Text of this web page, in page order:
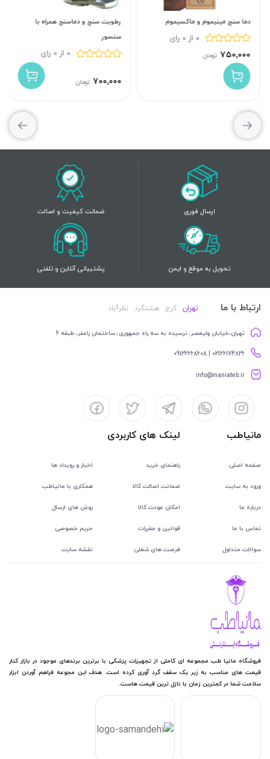
دما سنج مینیموم و ماکسیموم
0 از 0 رای
۷۵۰,۰۰۰ تومان
رطوبت سنج و دماسنج همراه با
سنسور
0 از 0 رای
۷۰۰,۰۰۰ تومان
ارسال فوری ضمانت کیفیت و اصالت
تحویل به موقع و ایمن پشتیبانی آنلاین و تلفنی
ارتباط با ما تهران کرج هشتگرد نظرآباد
تهران،خیابان ولیعصر، نرسیده به سه راه جمهوری، ساختمان رامفر، طبقه 6
02166174826 | 09126668608
info@maniateb.ir
مانیاطب
صفحه اصلی
ورود به سایت
درباره ما
تماس با ما
سوالات متداول
لینک های کاربردی
راهنمای خرید اخبار و رویداد ها
ضمانت اصالت کالا همکاری با مانیاطب
امکان عودت کالا روش های ارسال
قوانین و مقررات حریم خصوصی
فرصت های شغلی نقشه سایت
فروشگاه مانیا طب مجموعه ای کاملی از تجهیزات پزشکی با برترین برندهای موجود در بازار کنار
قیمت های مناسب به زیر یک سقف گرد آوری کرده است. هدف این مجوعه فراهم آوردن ابزار
سلامت شما در کمترین زمان با نازل ترین قیمت هاست.